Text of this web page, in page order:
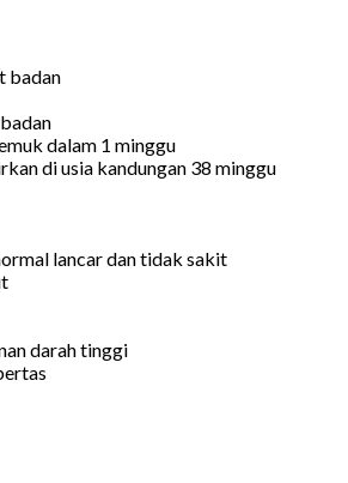
badan
dalam 1 minggu
di usia kandungan 38 minggu
lancar dan tidak sakit
darah tinggi